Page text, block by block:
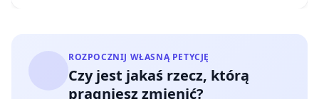
ROZPOCZNIJ WŁASNĄ PETYCJĘ
Czy jest jakaś rzecz, którą
pragniesz zmienić?